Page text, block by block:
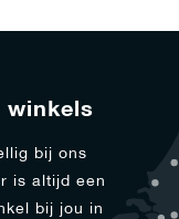
winkels
bij ons
is altijd een
bij jou in